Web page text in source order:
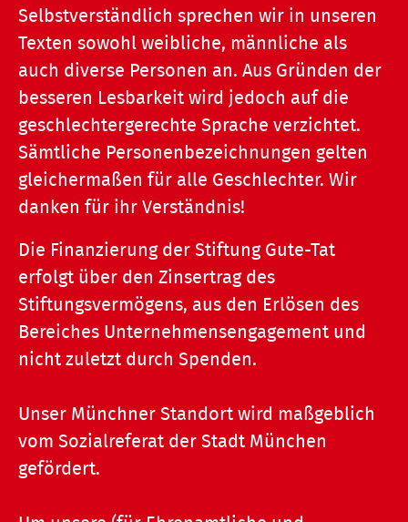
Selbstverständlich sprechen wir in unseren
Texten sowohl weibliche, männliche als
auch diverse Personen an. Aus Gründen der
besseren Lesbarkeit wird jedoch auf die
geschlechtergerechte Sprache verzichtet.
Sämtliche Personenbezeichnungen gelten
gleichermaßen für alle Geschlechter. Wir
danken für ihr Verständnis!
Die Finanzierung der Stiftung Gute-Tat
erfolgt über den Zinsertrag des
Stiftungsvermögens, aus den Erlösen des
Bereiches Unternehmensengagement und
nicht zuletzt durch Spenden.
Unser Münchner Standort wird maßgeblich
vom Sozialreferat der Stadt München
gefördert.